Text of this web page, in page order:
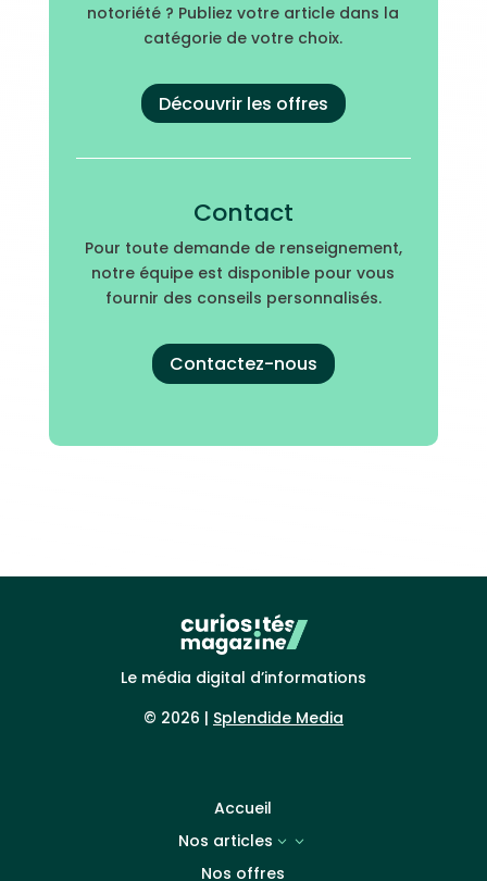
notoriété ? Publiez votre article dans la
catégorie de votre choix.
Découvrir les offres
Contact
Pour toute demande de renseignement,
notre équipe est disponible pour vous
fournir des conseils personnalisés.
Contactez-nous
Le média digital d’informations
© 2026 | Splendide Media
Accueil
Nos articles
3
Nos offres